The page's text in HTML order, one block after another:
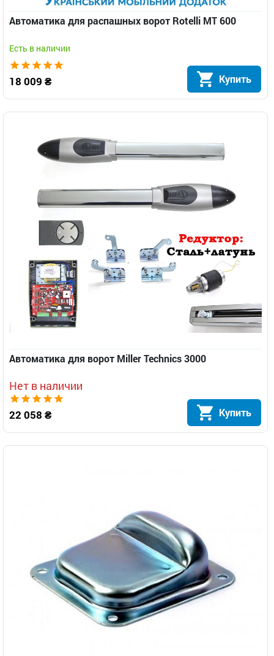
Автоматика для распашных ворот Rotelli МТ 600
Есть в наличии
18 009 ₴ Купить
Автоматика для ворот Miller Technics 3000
Нет в наличии
22 058 ₴ Купить